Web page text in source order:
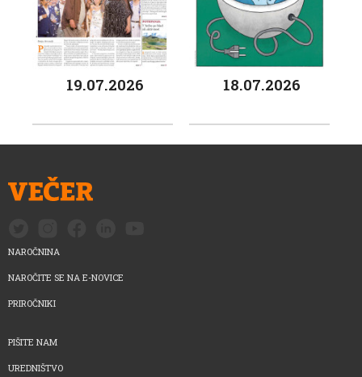
19.07.2026 18.07.2026
NAROČNINA
NAROČITE SE NA E-NOVICE
PRIROČNIKI
PIŠITE NAM
UREDNIŠTVO